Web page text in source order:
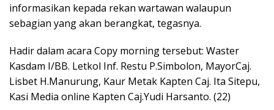
informasikan kepada rekan wartawan walaupun
sebagian yang akan berangkat, tegasnya.
Hadir dalam acara Copy morning tersebut: Waster
Kasdam I/BB. Letkol Inf. Restu P.Simbolon, MayorCaj.
Lisbet H.Manurung, Kaur Metak Kapten Caj. Ita Sitepu,
Kasi Media online Kapten Caj.Yudi Harsanto. (22)